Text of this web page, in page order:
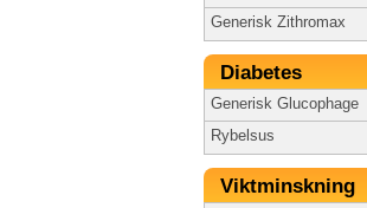
Generisk Zithromax
Diabetes
Generisk Glucophage
Rybelsus
Viktminskning